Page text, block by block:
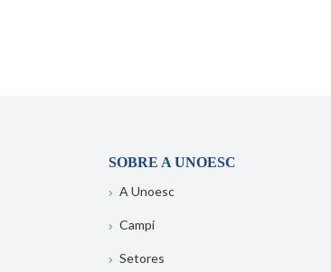
SOBRE A UNOESC
A Unoesc
Campi
Setores